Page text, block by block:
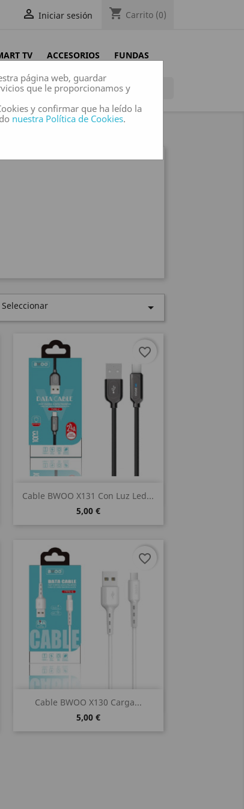
 Iniciar sesión shopping_cart Carrito (0)
TV ACCESORIOS FUNDAS
Seleccionar 
Cable BWOO X131 Con Luz Led...
5,00 €
Vista rápida
favorite_border
Cable BWOO X130 Carga...
5,00 €
Vista rápida
favorite_border
página web, guardar
que le proporcionamos y
y confirmar que ha leído la
nuestra Política de Cookies.